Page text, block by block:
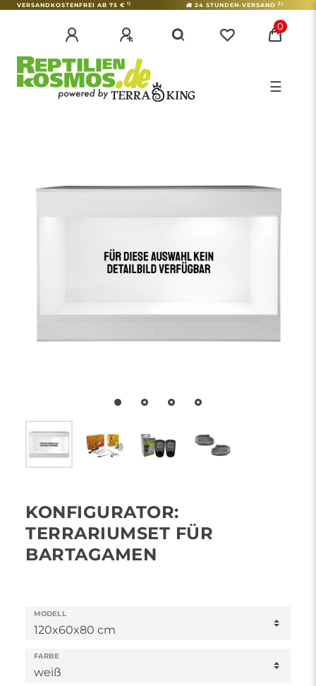
VERSANDKOSTENFREI AB 75 € 1) 24 STUNDEN-VERSAND 2)
0
☰
KONFIGURATOR:
TERRARIUMSET FÜR
BARTAGAMEN
MODELL
FARBE